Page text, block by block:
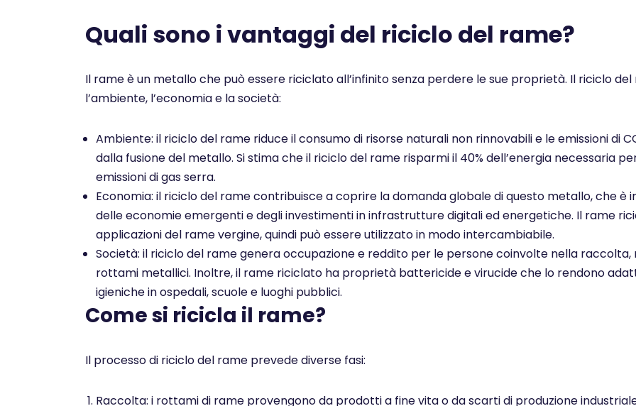
Quali sono i vantaggi del riciclo del rame?
Il rame è un metallo che può essere riciclato all’infinito senza perdere le sue proprietà. Il riciclo
l’ambiente, l’economia e la società:
Ambiente: il riciclo del rame riduce il consumo di risorse naturali non rinnovabili e le emissioni di
dalla fusione del metallo. Si stima che il riciclo del rame risparmi il 40% dell’energia necessaria
emissioni di gas serra.
Economia: il riciclo del rame contribuisce a coprire la domanda globale di questo metallo, che
delle economie emergenti e degli investimenti in infrastrutture digitali ed energetiche. Il rame
applicazioni del rame vergine, quindi può essere utilizzato in modo intercambiabile.
Società: il riciclo del rame genera occupazione e reddito per le persone coinvolte nella
rottami metallici. Inoltre, il rame riciclato ha proprietà battericide e virucide che lo rendono
igieniche in ospedali, scuole e luoghi pubblici.
Come si ricicla il rame?
Il processo di riciclo del rame prevede diverse fasi:
Raccolta: i rottami di rame provengono da prodotti a fine vita o da scarti di produzione